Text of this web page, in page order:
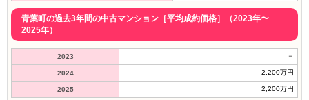
青葉町の過去3年間の中古マンション［平均成約価格］（2023年〜
2025年）
2023 －
2024 2,200万円
2025 2,200万円